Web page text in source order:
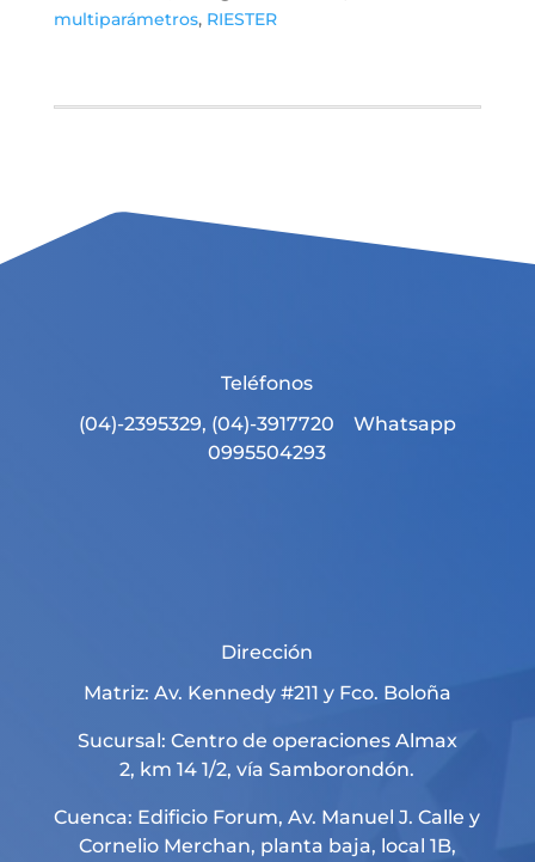
multiparámetros, RIESTER
Teléfonos
(04)-2395329, (04)-3917720 Whatsapp
0995504293
Dirección
Matriz: Av. Kennedy #211 y Fco. Boloña
Sucursal: Centro de operaciones Almax
2, km 14 1/2, vía Samborondón.
Cuenca: Edificio Forum, Av. Manuel J. Calle y
Cornelio Merchan, planta baja, local 1B,